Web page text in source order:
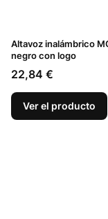
Altavoz inalámbrico
negro con logo
Precio
22,84 €
Ver el producto